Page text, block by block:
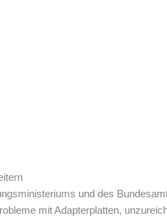
und des
mit Adapterplatten,